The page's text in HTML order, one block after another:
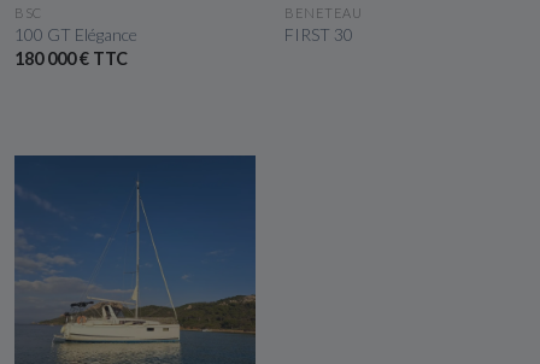
BSC
100 GT Elégance
180 000 € TTC
VOIR LE BATEAU
BENETEAU
FIRST 30